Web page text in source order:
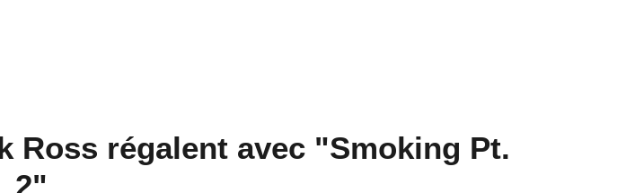
Ross régalent avec "Smoking Pt.
2"